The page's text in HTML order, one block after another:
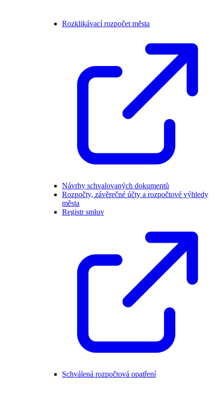
Rozklikávací rozpočet města
Návrhy schvalovaných dokumentů
Rozpočty, závěrečné účty a rozpočtové výhledy
města
Registr smluv
Schválená rozpočtová opatření